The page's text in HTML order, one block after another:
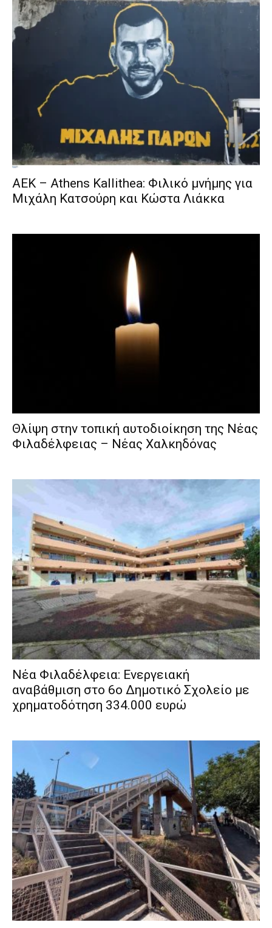
ΑΕΚ – Athens Kallithea: Φιλικό μνήμης για
Μιχάλη Κατσούρη και Κώστα Λιάκκα
Θλίψη στην τοπική αυτοδιοίκηση της Νέας
Φιλαδέλφειας – Νέας Χαλκηδόνας
Νέα Φιλαδέλφεια: Ενεργειακή
αναβάθμιση στο 6ο Δημοτικό Σχολείο με
χρηματοδότηση 334.000 ευρώ